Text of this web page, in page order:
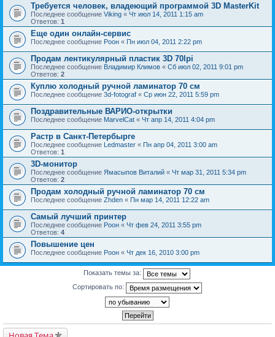
Требуется человек, владеющий программой 3D MasterKit
Последнее сообщение Viking « Чт июл 14, 2011 1:15 am
Ответов: 1
Еще один онлайн-сервис
Последнее сообщение Pоон « Пн июл 04, 2011 2:22 pm
Продам лентикулярный пластик 3D 70lpi
Последнее сообщение Владимир Климов « Сб июл 02, 2011 9:01 pm
Ответов: 2
Куплю холодный ручной ламинатор 70 см
Последнее сообщение 3d-fotograf « Ср июн 22, 2011 5:59 pm
Поздравительные ВАРИО-открытки
Последнее сообщение MarvelCat « Чт апр 14, 2011 4:04 pm
Растр в Санкт-Петербырге
Последнее сообщение Ledmaster « Пн апр 04, 2011 3:00 am
Ответов: 1
3D-монитор
Последнее сообщение Ямасыпов Виталий « Чт мар 31, 2011 5:34 pm
Ответов: 2
Продам холодный ручной ламинатор 70 см
Последнее сообщение Zhden « Пн мар 14, 2011 12:22 am
Самый лучший принтер
Последнее сообщение Pоон « Чт фев 24, 2011 3:55 pm
Ответов: 4
Повышение цен
Последнее сообщение Pоон « Чт дек 16, 2010 3:00 pm
Показать темы за:
Сортировать по: